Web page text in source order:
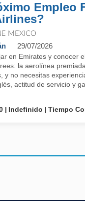
Empleo
MEXICO
29/07/2026
en Emirates y conocer
la aerolínea
y no necesitas
actitud de servicio y
Indefinido Tiempo